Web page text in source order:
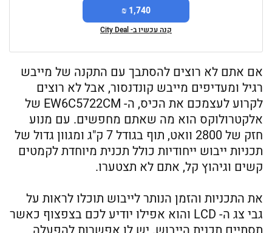
1,740 ₪
קנה עכשיו ב- City Deal
אם אתם לא רוצים להסתבך עם התקנה של מייבש
רגיל ומעדיפים מייבש קונדנסור, אבל לא רוצים
לקרוע לעצמכם את הכיס, ה- EW6C5722CM ‏של
אלקטרולוקס הוא מה שאתם מחפשים. עם מנוע
חזק של 2800 וואט, תוף בגודל 7 ק"ג ומגוון גדול של
תכניות ייבוש ייחודיות כולל תכנית מיוחדת לקמטים
קשים וגיהוץ קל, אתם לא תצטערו.
את התכניות והזמן הנותר לייבוש תוכלו לראות על
גבי צג ה- LCD והוא אפילו יודיע לכם בצפצוף כאשר